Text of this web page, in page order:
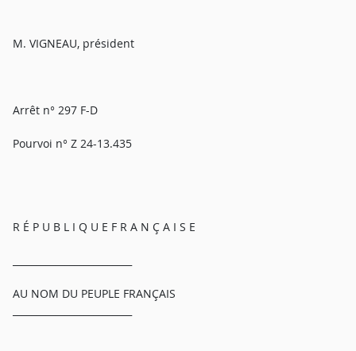
M. VIGNEAU, président
Arrêt n° 297 F-D
Pourvoi n° Z 24-13.435
R É P U B L I Q U E F R A N Ç A I S E
AU NOM DU PEUPLE FRANÇAIS